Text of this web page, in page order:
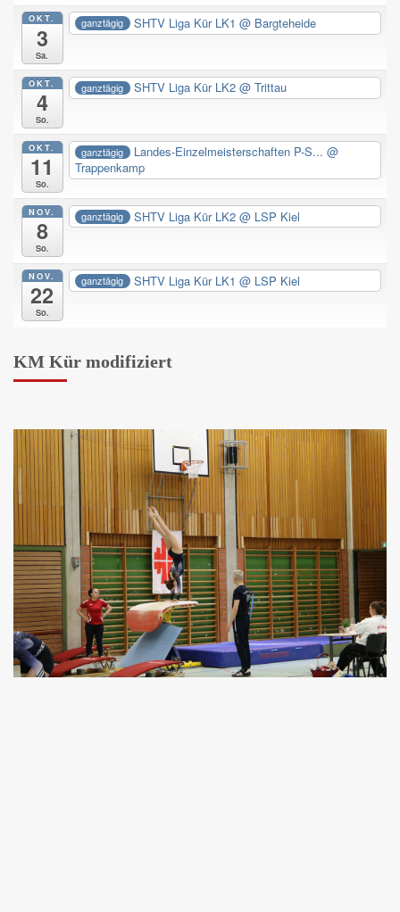
OKT.
3
Sa.
ganztägig SHTV Liga Kür LK1@ Bargteheide
OKT.
4
So.
ganztägig SHTV Liga Kür LK2@ Trittau
OKT.
11
So.
ganztägig Landes-Einzelmeisterschaften P-S...@
Trappenkamp
NOV.
8
So.
ganztägig SHTV Liga Kür LK2@ LSP Kiel
NOV.
22
So.
ganztägig SHTV Liga Kür LK1@ LSP Kiel
KM Kür modifiziert